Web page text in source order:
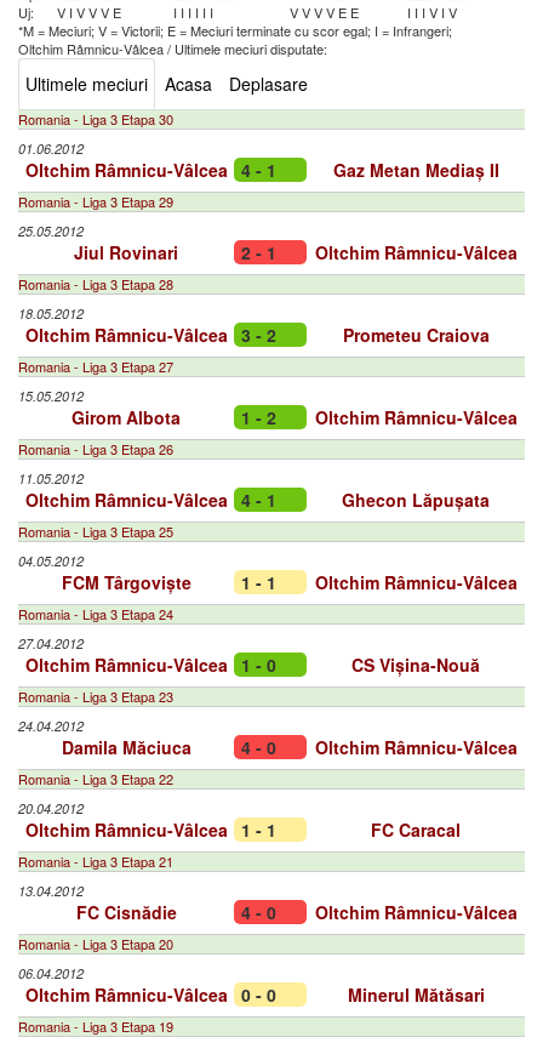
Uj:
V I VVV E I I I I I I VVVV E E I I I V I V
*M = Meciuri; V = Victorii; E = Meciuri terminate cu scor egal; I = Infrangeri;
Oltchim Râmnicu-Vâlcea/ Ultimele meciuri disputate:
Ultimele meciuri Acasa Deplasare
Romania - Liga 3 Etapa 30
01.06.2012
Oltchim Râmnicu-Vâlcea 4 - 1 Gaz Metan Mediaș II
Romania - Liga 3 Etapa 29
25.05.2012
Jiul Rovinari 2 - 1 Oltchim Râmnicu-Vâlcea
Romania - Liga 3 Etapa 28
18.05.2012
Oltchim Râmnicu-Vâlcea 3 - 2 Prometeu Craiova
Romania - Liga 3 Etapa 27
15.05.2012
Girom Albota 1 - 2 Oltchim Râmnicu-Vâlcea
Romania - Liga 3 Etapa 26
11.05.2012
Oltchim Râmnicu-Vâlcea 4 - 1 Ghecon Lăpușata
Romania - Liga 3 Etapa 25
04.05.2012
FCM Târgoviște 1 - 1 Oltchim Râmnicu-Vâlcea
Romania - Liga 3 Etapa 24
27.04.2012
Oltchim Râmnicu-Vâlcea 1 - 0 CS Vișina-Nouă
Romania - Liga 3 Etapa 23
24.04.2012
Damila Măciuca 4 - 0 Oltchim Râmnicu-Vâlcea
Romania - Liga 3 Etapa 22
20.04.2012
Oltchim Râmnicu-Vâlcea 1 - 1 FC Caracal
Romania - Liga 3 Etapa 21
13.04.2012
FC Cisnădie 4 - 0 Oltchim Râmnicu-Vâlcea
Romania - Liga 3 Etapa 20
06.04.2012
Oltchim Râmnicu-Vâlcea 0 - 0 Minerul Mătăsari
Romania - Liga 3 Etapa 19